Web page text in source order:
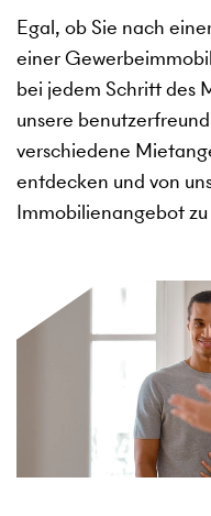
Egal, ob Sie nach
einer
bei jedem Schritt des
unsere
verschiedene
entdecken und von
Immobilienangebot